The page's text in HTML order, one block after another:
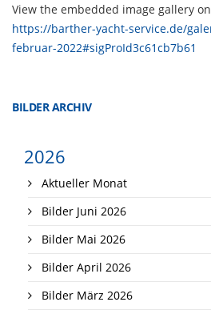
View the embedded image gallery
https://barther-yacht-service.de/
februar-2022#sigProId3c61cb7b61
BILDER ARCHIV
2026
Aktueller Monat
Bilder Juni 2026
Bilder Mai 2026
Bilder April 2026
Bilder März 2026